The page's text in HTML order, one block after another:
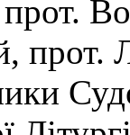
прот.